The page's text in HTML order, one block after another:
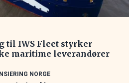
til IWS Fleet styrker
maritime leverandører
NORGE